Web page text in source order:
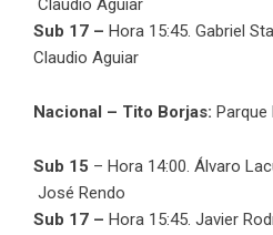
Claudio Aguiar
Sub 17 – Hora 15:45. Gabriel
Claudio Aguiar
Nacional – Tito Borjas:
Sub 15 – Hora 14:00. Álvaro
José Rendo
Sub 17 – Hora 15:45. Javier